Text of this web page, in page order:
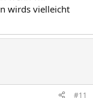
wirds vielleicht
#11